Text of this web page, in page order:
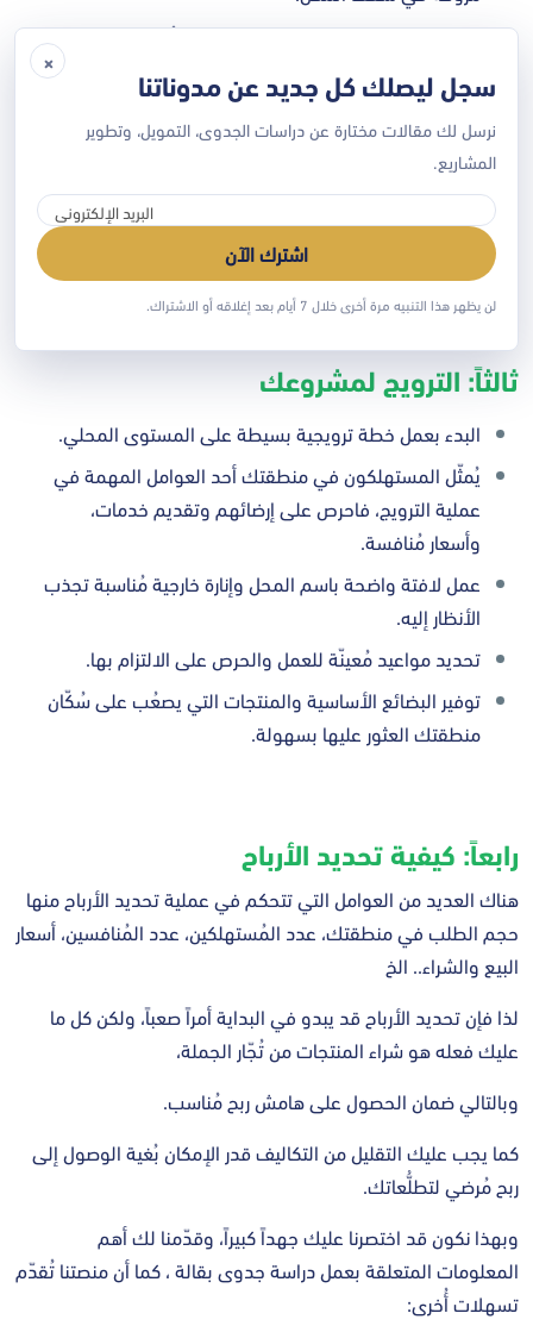
ضرورة شراء مجموعة من الثلاجات والتي يُمكن الحصول
عليها من شركات المشروبات الغازية، الآيس كريم.. وغيرها.
تركيب أرفف خشبية لعرض المنتجات وترتيبها بشكل منفصل
حسب نوع الصنف.
شراء بعض التجهيزات الإضافية مثل: كُرسي، ستاند، شاشة
تلفاز.. وغيرها من التجهيزات حسب احتياجك لها.
ثالثاً: الترويج لمشروعك
البدء بعمل خطة ترويجية بسيطة على المستوى المحلي.
يُمثّل المستهلكون في منطقتك أحد العوامل المهمة في
عملية الترويج، فاحرص على إرضائهم وتقديم خدمات،
وأسعار مُنافسة.
عمل لافتة واضحة باسم المحل وإنارة خارجية مُناسبة تجذب
الأنظار إليه.
تحديد مواعيد مُعينّة للعمل والحرص على الالتزام بها.
توفير البضائع الأساسية والمنتجات التي يصعُب على سُكّان
منطقتك العثور عليها بسهولة.
رابعاً: كيفية تحديد الأرباح
هناك العديد من العوامل التي تتحكم في عملية تحديد الأرباح منها
حجم الطلب في منطقتك، عدد المُستهلكين، عدد المُنافسين، أسعار
البيع والشراء.. الخ
لذا فإن تحديد الأرباح قد يبدو في البداية أمراً صعباً، ولكن كل ما
عليك فعله هو شراء المنتجات من تُجّار الجملة،
وبالتالي ضمان الحصول على هامش ربح مُناسب.
كما يجب عليك التقليل من التكاليف قدر الإمكان بُغية الوصول إلى
ربح مُرضي لتطلُّعاتك.
وبهذا نكون قد اختصرنا عليك جهداً كبيراً، وقدّمنا لك أهم
المعلومات المتعلقة بعمل دراسة جدوى بقالة ، كما أن منصتنا تُقدّم
تسهلات أُخرى:
×
سجل ليصلك كل جديد عن مدوناتنا
نرسل لك مقالات مختارة عن دراسات الجدوى، التمويل، وتطوير
المشاريع.
اشترك الآن
لن يظهر هذا التنبيه مرة أخرى خلال 7 أيام بعد إغلاقه أو الاشتراك.